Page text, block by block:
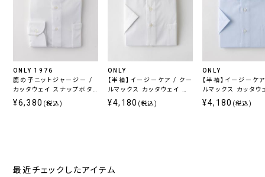
ONLY 1976
鹿の子ニットジャージー /
カッタウェイ スナップボタ
ン ホワイト 無地 定番
¥6,380 (税込)
ONLY
【半袖】イージーケア / クー
ルマックス カッタウェイ ス
ナップボタン付き
¥4,180 (税込)
ONLY
【半袖】イージーケ
ルマックス カッタウ
ナップボタン付き
¥4,180 (税込)
最近チェックしたアイテム